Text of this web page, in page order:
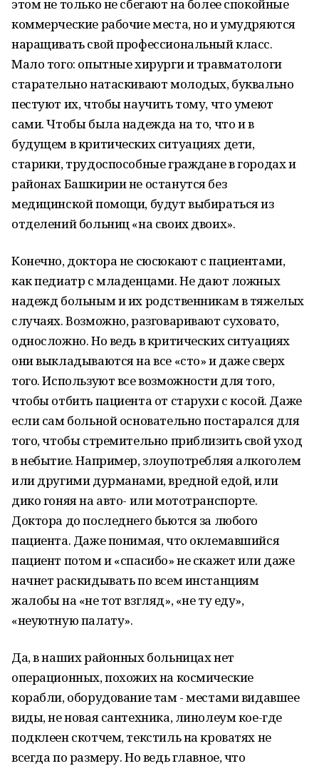
этом не только не сбегают на более спокойные
коммерческие рабочие места, но и умудряются
наращивать свой профессиональный класс.
Мало того: опытные хирурги и травматологи
старательно натаскивают молодых, буквально
пестуют их, чтобы научить тому, что умеют
сами. Чтобы была надежда на то, что и в
будущем в критических ситуациях дети,
старики, трудоспособные граждане в городах и
районах Башкирии не останутся без
медицинской помощи, будут выбираться из
отделений больниц «на своих двоих».
Конечно, доктора не сюсюкают с пациентами,
как педиатр с младенцами. Не дают ложных
надежд больным и их родственникам в тяжелых
случаях. Возможно, разговаривают суховато,
односложно. Но ведь в критических ситуациях
они выкладываются на все «сто» и даже сверх
того. Используют все возможности для того,
чтобы отбить пациента от старухи с косой. Даже
если сам больной основательно постарался для
того, чтобы стремительно приблизить свой уход
в небытие. Например, злоупотребляя алкоголем
или другими дурманами, вредной едой, или
дико гоняя на авто- или мототранспорте.
Доктора до последнего бьются за любого
пациента. Даже понимая, что оклемавшийся
пациент потом и «спасибо» не скажет или даже
начнет раскидывать по всем инстанциям
жалобы на «не тот взгляд», «не ту еду»,
«неуютную палату».
Да, в наших районных больницах нет
операционных, похожих на космические
корабли, оборудование там - местами видавшее
виды, не новая сантехника, линолеум кое-где
подклеен скотчем, текстиль на кроватях не
всегда по размеру. Но ведь главное, что